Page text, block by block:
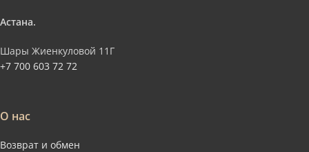
Астана.
Шары Жиенкуловой 11Г
+7 700 603 72 72
О нас
Возврат и обмен